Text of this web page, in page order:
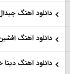
دانلود آهنگ
دانلود آهنگ
دانلود آهنگ